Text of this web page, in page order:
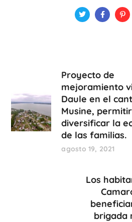
Proyecto de
mejoramiento
Daule en el
Musine,
diversificar la
de las familias.
agosto 19, 2021
Los
brigada